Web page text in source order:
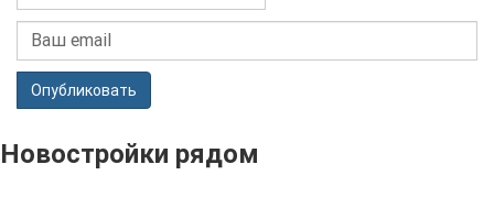
Опубликовать
Новостройки рядом